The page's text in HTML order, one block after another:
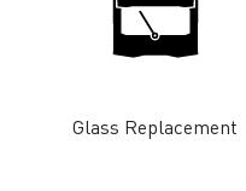
Glass